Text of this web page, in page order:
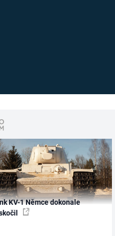
KV-1 Němce dokonale